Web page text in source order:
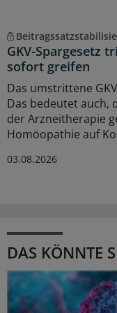
GKV-Spargesetz
sofort greifen
Das umstrittene
Das bedeutet auch,
der Arzneitherapie
Homöopathie auf
03.08.2026
DAS KÖNNTE